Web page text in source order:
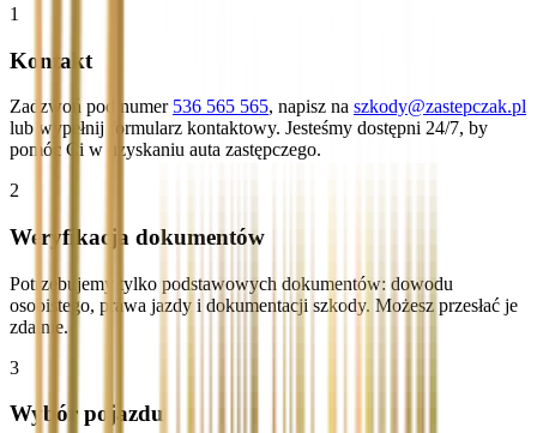
1
Kontakt
Zadzwoń pod numer 536 565 565, napisz na szkody@zastepczak.pl
lub wypełnij formularz kontaktowy. Jesteśmy dostępni 24/7, by
pomóc Ci w uzyskaniu auta zastępczego.
2
Weryfikacja dokumentów
Potrzebujemy tylko podstawowych dokumentów: dowodu
osobistego, prawa jazdy i dokumentacji szkody. Możesz przesłać je
zdalnie.
3
Wybór pojazdu